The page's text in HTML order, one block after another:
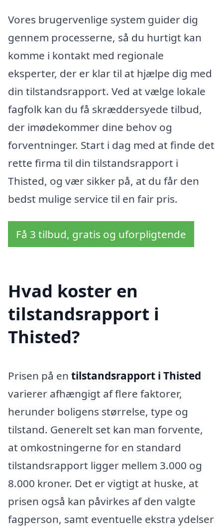
Vores brugervenlige system guider dig
gennem processerne, så du hurtigt kan
komme i kontakt med regionale
eksperter, der er klar til at hjælpe dig med
din tilstandsrapport. Ved at vælge lokale
fagfolk kan du få skræddersyede tilbud,
der imødekommer dine behov og
forventninger. Start i dag med at finde det
rette firma til din tilstandsrapport i
Thisted, og vær sikker på, at du får den
bedst mulige service til en fair pris.
Få 3 tilbud, gratis og uforpligtende
Hvad koster en
tilstandsrapport i
Thisted?
Prisen på en tilstandsrapport i Thisted
varierer afhængigt af flere faktorer,
herunder boligens størrelse, type og
tilstand. Generelt set kan man forvente,
at omkostningerne for en standard
tilstandsrapport ligger mellem 3.000 og
8.000 kroner. Det er vigtigt at huske, at
prisen også kan påvirkes af den valgte
fagperson, samt eventuelle ekstra ydelser